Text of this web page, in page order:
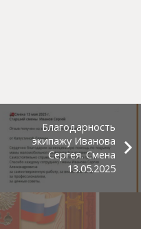
Благодарность
экипажу Иванова
Сергея. Смена
13.05.2025